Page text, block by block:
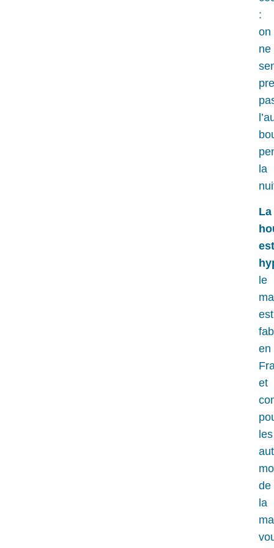
:
on
ne
la
La
est
le
est
en
et
les
de
la